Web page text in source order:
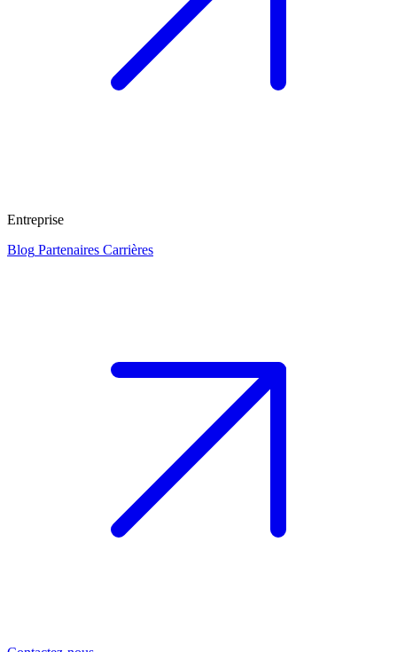
Entreprise
Blog Partenaires Carrières